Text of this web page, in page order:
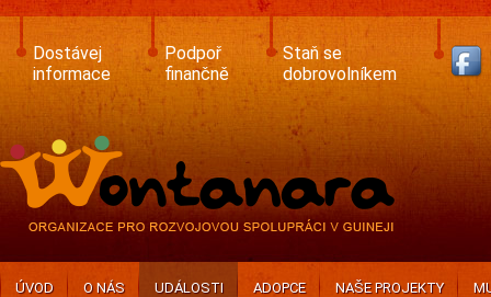
Skip
main
content
Dostávej
informace
Podpoř
finančně
Staň se
dobrovolníkem
ÚVOD O NÁS UDÁLOSTI ADOPCE NAŠE PROJEKTY